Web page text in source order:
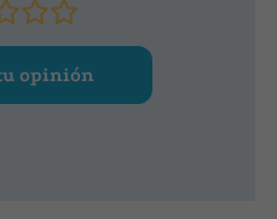
opinión